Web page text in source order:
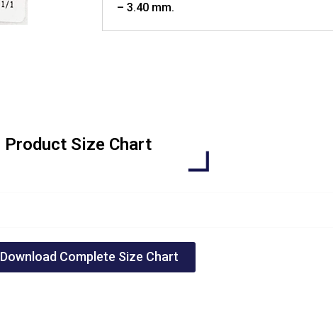
– 3.40 mm.
Product Size Chart
Download Complete Size Chart